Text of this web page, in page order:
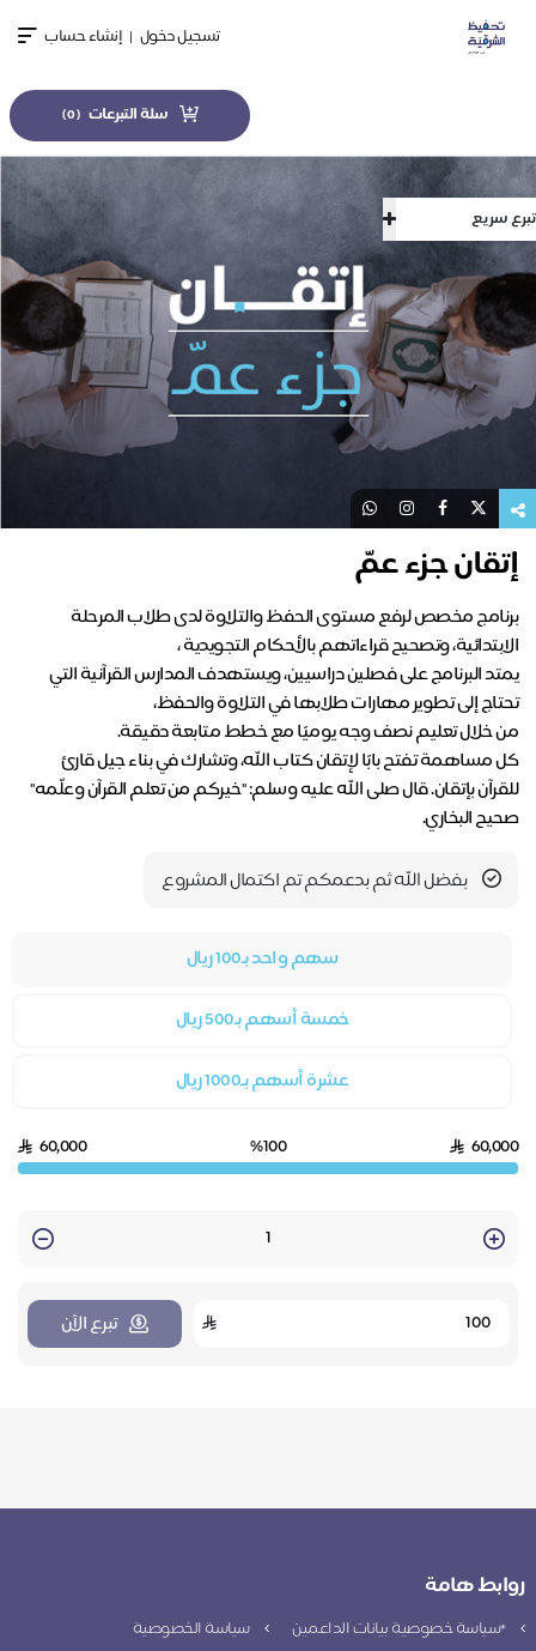
تبرع سريع
تسجيل دخول | إنشاء حساب
سلة التبرعات (
0
)
إتقان جزء عمّ
برنامج مخصص لرفع مستوى الحفظ والتلاوة لدى طلاب المرحلة
يمتد البرنامج على فصلين دراسيين، ويستهدف المدارس القرآنية التي
كل مساهمة تفتح بابًا لإتقان كتاب الله، وتشارك في بناء جيل قارئ
للقرآن بإتقان. قال صلى الله عليه وسلم: "خيركم من تعلم القرآن وعلّمه"
صحيح البخاري.
بفضل الله ثم بدعمكم تم اكتمال المشروع
سهم واحد بـ100 ريال
خمسة أسهم بـ500 ريال
عشرة أسهم بـ1000 ريال
60,000
%100
60,000
Quantity
تبرع الآن
روابط هامة
*سياسة خصوصية بيانات الداعمين
سياسة الخصوصية